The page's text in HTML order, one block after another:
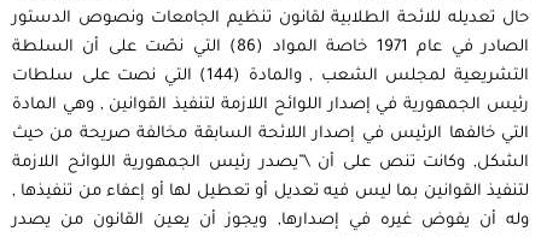
حال تعديله للائحة الطلابية لقانون تنظيم الجامعات ونصوص الدستور
الصادر في عام 1971 خاصة المواد (86) التي نصّت على أن السلطة
التشريعية لمجلس الشعب , والمادة (144) التي نصت على سلطات
رئيس الجمهورية في إصدار اللوائح اللازمة لتنفيذ القوانين , وهي المادة
التي خالفها الرئيس في إصدار اللائحة السابقة مخالفة صريحة من حيث
الشكل, وكانت تنص على أن \”يصدر رئيس الجمهورية اللوائح اللازمة
لتنفيذ القوانين بما ليس فيه تعديل أو تعطيل لها أو إعفاء من تنفيذها ,
وله أن يفوض غيره في إصدارها, ويجوز أن يعين القانون من يصدر